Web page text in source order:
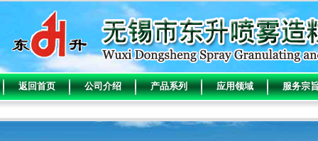
返回首页 公司介绍 产品系列 应用领域 服务宗